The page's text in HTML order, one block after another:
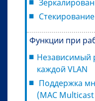
Стекирование
Функции при
Независимый
каждой VLAN
Поддержка
(MAC